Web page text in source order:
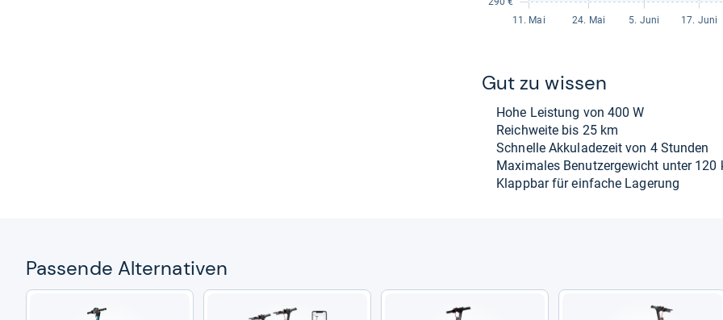
Gut zu wis­sen
Hohe Leis­tung von 400 W
Reich­weite bis 25 km
Schnelle Akku­la­de­zeit von 4 Stun­den
Maxi­ma­les Benut­zer­ge­wicht unter 120
Klapp­bar für ein­fa­che Lage­rung
Pas­sende Alter­na­ti­ven